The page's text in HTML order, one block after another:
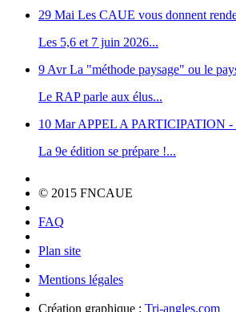
29 Mai Les CAUE vous donnent
Les 5,6 et 7 juin 2026...
9 Avr La "méthode paysage" ou le
Le RAP parle aux élus...
10 Mar APPEL A PARTICIPATION -
La 9e édition se prépare !...
© 2015 FNCAUE
FAQ
Plan site
Mentions légales
Création graphique : Tri-angles.com